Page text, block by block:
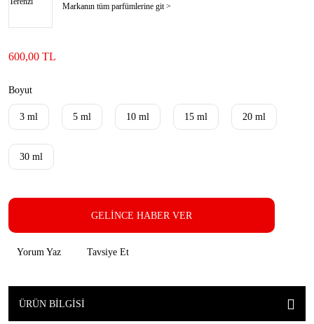
Markanın tüm parfümlerine git >
600,00 TL
Boyut
3 ml 5 ml 10 ml 15 ml 20 ml
30 ml
GELİNCE HABER VER
Yorum Yaz Tavsiye Et
ÜRÜN BILGISI